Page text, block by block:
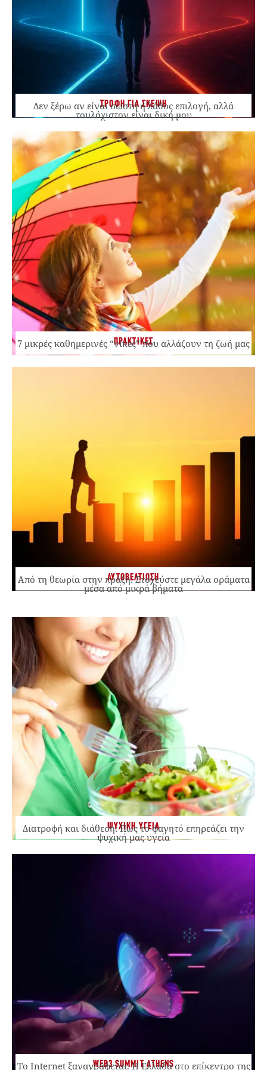
ΤΡΟΦΗ ΓΙΑ ΣΚΕΨΗ
Δεν ξέρω αν είναι σωστή ή λάθος επιλογή, αλλά
τουλάχιστον είναι δική μου
ΠΡΑΚΤΙΚΕΣ
7 μικρές καθημερινές “νίκες” που αλλάζουν τη ζωή μας
ΑΥΤΟΒΕΛΤΙΩΣΗ
Από τη θεωρία στην πράξη: Στοχεύστε μεγάλα οράματα
μέσα από μικρά βήματα
ΨΥΧΙΚΗ ΥΓΕΙΑ
Διατροφή και διάθεση: Πώς το φαγητό επηρεάζει την
ψυχική μας υγεία
WEB3 SUMMIT ATHENS
Το Internet ξαναγράφεται. Η Ελλάδα στο επίκεντρο της